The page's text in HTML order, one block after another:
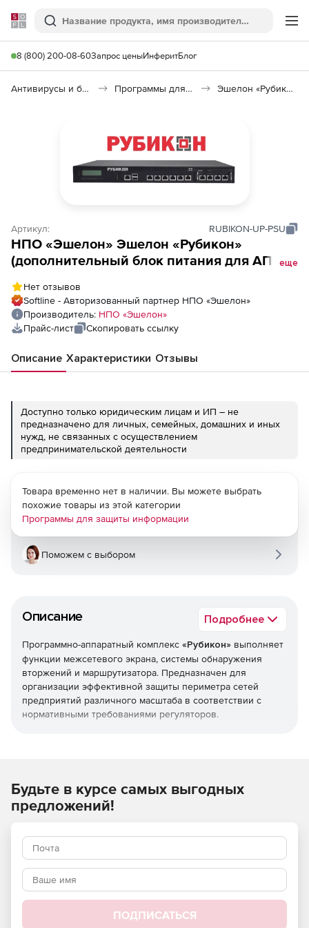
Softline
Поиск
8 (800) 200-08-60Запрос ценыИнферитБлог
Антивирусы и безопасность Программы для защиты информации Эшелон «Рубикон»
Артикул: RUBIKON-UP-PSU
НПО «Эшелон» Эшелон «Рубикон»
(дополнительный блок питания для АПКеще
Нет отзывов
Softline - Авторизованный партнер НПО «Эшелон»
Производитель: НПО «Эшелон»
Прайс-лист
Скопировать ссылку
Описание Характеристики Отзывы
Доступно только юридическим лицам и ИП – не
предназначено для личных, семейных, домашних и иных
нужд, не связанных с осуществлением
предпринимательской деятельности
Описание Подробнее
Программно-аппаратный комплекс «Рубикон» выполняет
функции межсетевого экрана, системы обнаружения
вторжений и маршрутизатора. Предназначен для
организации эффективной защиты периметра сетей
предприятий различного масштаба в соответствии с
нормативными требованиями регуляторов.
Министерством обороны РФ.
производительность межсетевого экрана: до 9 Гбит/с;
производительность системы обнаружения
вторжений: до 3 Гбит/с;
производительность маршрутизатора: до 9 Гбит/с;
Товара временно нет в наличии. Вы можете выбрать
похожие товары из этой категории
Программы для защиты информации
Поможем с выбором
Будьте в курсе самых выгодных
предложений!
ПОДПИСАТЬСЯ